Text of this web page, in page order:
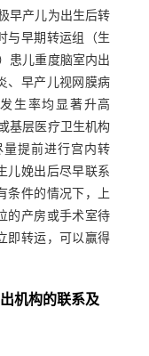
早产儿为出生后转
与早期转运组（生
患儿重度脑室内出
、早产儿视网膜病
生率均显著升高
基层医疗卫生机构
提前进行宫内转
儿娩出后尽早联系
条件的情况下，上
的产房或手术室待
即转运，可以赢得
机构的联系及